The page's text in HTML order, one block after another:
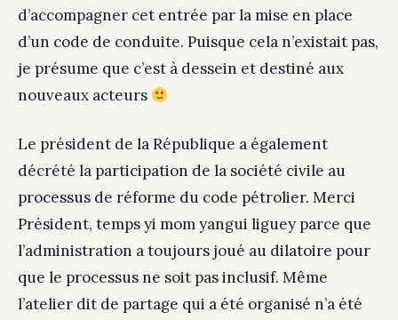
d’accompagner cet entrée par la mise en place
d’un code de conduite. Puisque cela n’existait pas,
je présume que c’est à dessein et destiné aux
nouveaux acteurs
Le président de la République a également
décrété la participation de la société civile au
processus de réforme du code pétrolier. Merci
Président, temps yi mom yangui liguey parce que
l’administration a toujours joué au dilatoire pour
que le processus ne soit pas inclusif. Même
l’atelier dit de partage qui a été organisé n’a été